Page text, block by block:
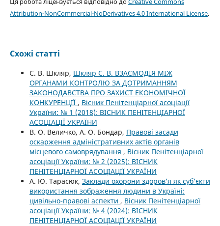
Attribution-NonCommercial-NoDerivatives 4.0 International License.
Схожі статті
С. В. Шкляр, Шкляр С. В. ВЗАЄМОДІЯ МІЖ
ОРГАНАМИ КОНТРОЛЮ ЗА ДОТРИМАННЯМ
ЗАКОНОДАВСТВА ПРО ЗАХИСТ ЕКОНОМІЧНОЇ
КОНКУРЕНЦІЇ , Вісник Пенітенціарної асоціації
України: № 1 (2018): ВІСНИК ПЕНІТЕНЦІАРНОЇ
АСОЦІАЦІЇ УКРАЇНИ
В. О. Величко, А. О. Бондар, Правові засади
оскарження адміністративних актів органів
місцевого самоврядування , Вісник Пенітенціарної
асоціації України: № 2 (2025): ВІСНИК
ПЕНІТЕНЦІАРНОЇ АСОЦІАЦІЇ УКРАЇНИ
А. Ю. Тарасюк, Заклади охорони здоров’я як суб’єкти
використання зображення людини в Україні:
цивільно-правові аспекти , Вісник Пенітенціарної
асоціації України: № 4 (2024): ВІСНИК
ПЕНІТЕНЦІАРНОЇ АСОЦІАЦІЇ УКРАЇНИ